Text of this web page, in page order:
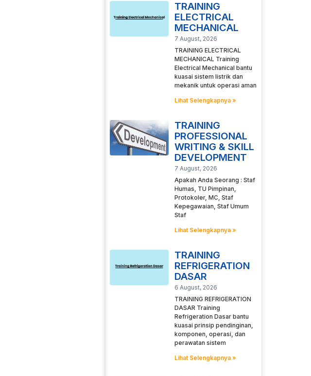
TRAINING
ELECTRICAL
MECHANICAL
7 August, 2026
TRAINING ELECTRICAL
MECHANICAL Training
Electrical Mechanical bantu
kuasai sistem listrik dan
mekanik untuk operasi aman
Lihat Selengkapnya »
TRAINING
PROFESSIONAL
WRITING & SKILL
DEVELOPMENT
7 August, 2026
Apakah Anda Seorang : Staf
Humas, TU Pimpinan,
Protokoler, MC, Staf
Kepegawaian, Staf Umum
Staf
Lihat Selengkapnya »
TRAINING
REFRIGERATION
DASAR
6 August, 2026
TRAINING REFRIGERATION
DASAR Training
Refrigeration Dasar bantu
kuasai prinsip pendinginan,
komponen, operasi, dan
perawatan sistem
Lihat Selengkapnya »